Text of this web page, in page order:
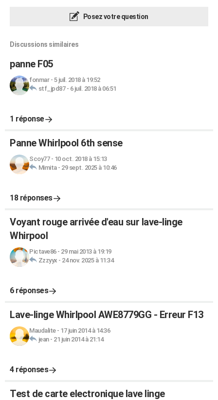
Posez votre question
Discussions similaires
panne F05
fonmar- 5 juil. 2018 à 19:52
stf_jpd87- 6 juil. 2018 à 06:51
1 réponse
Panne Whirlpool 6th sense
Scoy77- 10 oct. 2018 à 15:13
Mimita- 29 sept. 2025 à 10:46
18 réponses
Voyant rouge arrivée d'eau sur lave-linge
Whirpool
Pictave86- 29 mai 2013 à 19:19
Zzzyyx - 24 nov. 2025 à 11:34
6 réponses
Lave-linge Whirlpool AWE8779GG - Erreur F13
Maudalite- 17 juin 2014 à 14:36
jean- 21 juin 2014 à 21:14
4 réponses
Test de carte electronique lave linge